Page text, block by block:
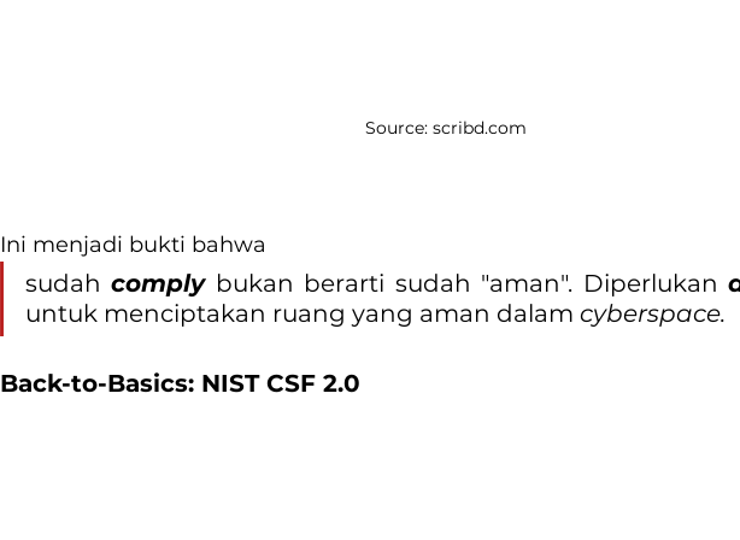
Source: scribd.com
Ini menjadi bukti bahwa
sudah comply bukan berarti sudah "aman". Diperlukan
untuk menciptakan ruang yang aman dalam cyberspace.
Back-to-Basics: NIST CSF 2.0